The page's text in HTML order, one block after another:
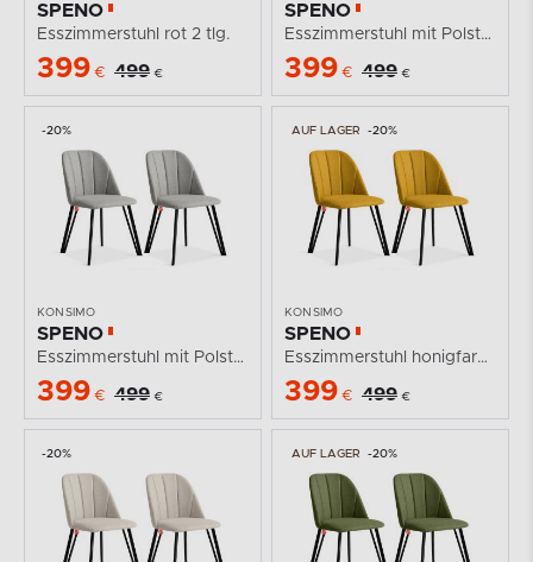
SPENO
Esszimmerstuhl rot 2 tlg.
399 € 499 €
SPENO
Esszimmerstuhl mit Polsterung dunkelgrau 2 tlg.
399 € 499 €
-20%
KONSIMO
SPENO
Esszimmerstuhl mit Polsterung grau 2 tlg.
399 € 499 €
AUF LAGER -20%
KONSIMO
SPENO
Esszimmerstuhl honigfarben 2 tlg.
399 € 499 €
-20% AUF LAGER -20%